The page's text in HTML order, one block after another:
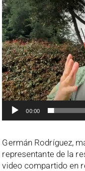
de
vídeo
00:00
Germán Rodríguez,
representante de la
video compartido en